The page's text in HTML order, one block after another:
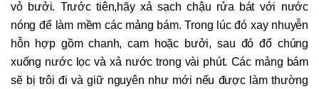
vỏ bưởi. Trước tiên,hãy xả sạch chậu rửa bát với nước
nóng để làm mềm các mảng bám. Trong lúc đó xay nhuyễn
hỗn hợp gồm chanh, cam hoặc bưởi, sau đó đổ chúng
xuống nước lọc và xả nước trong vài phút. Các mảng bám
sẽ bị trôi đi và giữ nguyên như mới nếu được làm thường